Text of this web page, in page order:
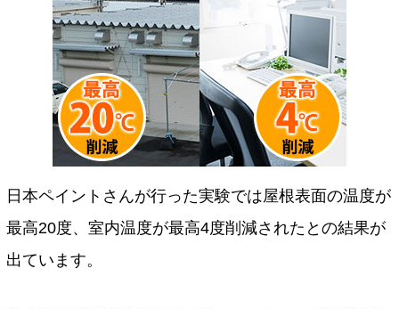
日本ペイントさんが行った実験では屋根表面の温度が
最高20度、室内温度が最高4度削減されたとの結果が
出ています。